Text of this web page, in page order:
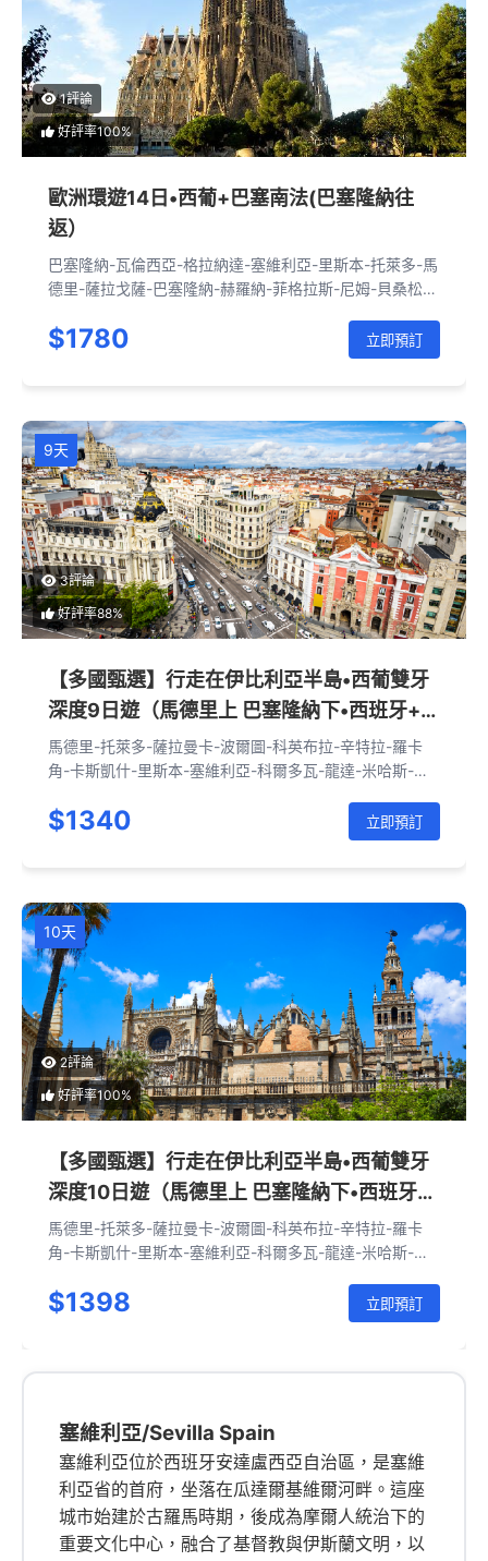
1評論
好評率100%
歐洲環遊14日•西葡+巴塞南法(巴塞隆納往
返）
巴塞隆納-瓦倫西亞-格拉納達-塞維利亞-里斯本-托萊多-馬
德里-薩拉戈薩-巴塞隆納-赫羅納-菲格拉斯-尼姆-貝桑松-
斯-阿維尼翁-巴塞隆納
$1780 立即預訂
9天
3評論
好評率88%
【多國甄選】行走在伊比利亞半島•西葡雙牙
深度9日遊（馬德里上 巴塞隆納下•西班牙+葡
萄牙）
馬德里-托萊多-薩拉曼卡-波爾圖-科英布拉-辛特拉-羅卡
角-卡斯凱什-里斯本-塞維利亞-科爾多瓦-龍達-米哈斯-格
$1340 立即預訂
10天
2評論
好評率100%
【多國甄選】行走在伊比利亞半島•西葡雙牙
深度10日遊（馬德里上 巴塞隆納下•西班牙
+葡萄牙）
馬德里-托萊多-薩拉曼卡-波爾圖-科英布拉-辛特拉-羅卡
角-卡斯凱什-里斯本-塞維利亞-科爾多瓦-龍達-米哈斯-格
$1398 立即預訂
塞維利亞/Sevilla Spain
塞維利亞位於西班牙安達盧西亞自治區，是塞維
利亞省的首府，坐落在瓜達爾基維爾河畔。這座
城市始建於古羅馬時期，後成為摩爾人統治下的
重要文化中心，融合了基督教與伊斯蘭文明，以